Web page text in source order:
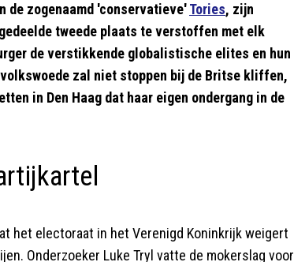
de zogenaamd 'conservatieve'Tories, zijn
tweede plaats te verstoffen met elk
de verstikkende globalistische elites en hun
zal niet stoppen bij de Britse kliffen,
in Den Haag dat haar eigen ondergang in de
het electoraat in het Verenigd Koninkrijk weigert
Onderzoeker Luke Tryl vatte de mokerslag voor